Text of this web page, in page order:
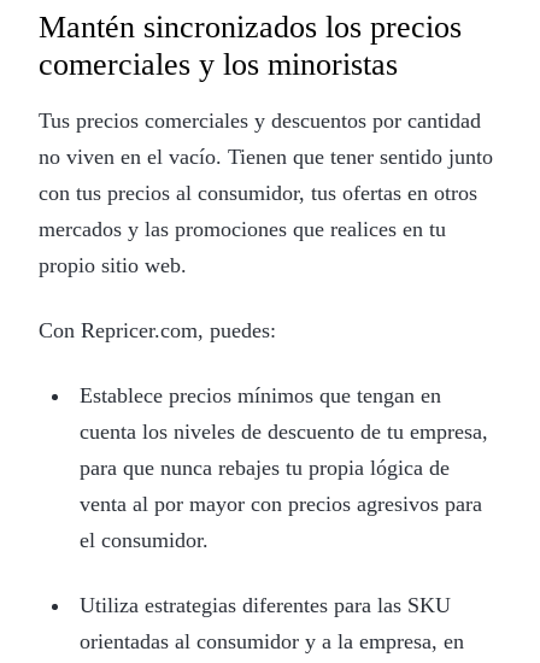
Mantén sincronizados los precios
comerciales y los minoristas
Tus precios comerciales y descuentos por cantidad
no viven en el vacío. Tienen que tener sentido junto
con tus precios al consumidor, tus ofertas en otros
mercados y las promociones que realices en tu
propio sitio web.
Con Repricer.com, puedes:
Establece precios mínimos que tengan en
cuenta los niveles de descuento de tu empresa,
para que nunca rebajes tu propia lógica de
venta al por mayor con precios agresivos para
el consumidor.
Utiliza estrategias diferentes para las SKU
orientadas al consumidor y a la empresa, en